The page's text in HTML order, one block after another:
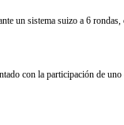
un sistema suizo a 6
con la participación de